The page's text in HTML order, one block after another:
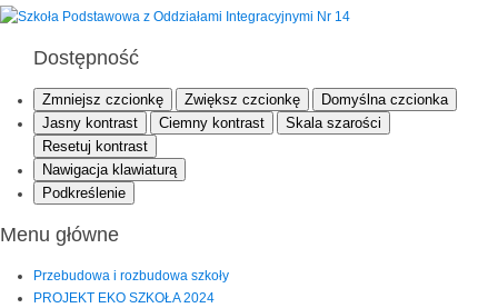
Dostępność
Zmniejsz czcionkę Zwiększ czcionkę
Domyślna czcionka
Jasny kontrast
Ciemny kontrast
Skala szarości
Resetuj kontrast
Nawigacja klawiaturą
Podkreślenie
Menu główne
Przebudowa i rozbudowa szkoły
PROJEKT EKO SZKOŁA 2024